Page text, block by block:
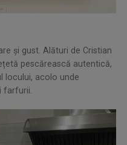
și gust. Alături de Cristian
pescărească autentică,
locului, acolo unde
farfurii.